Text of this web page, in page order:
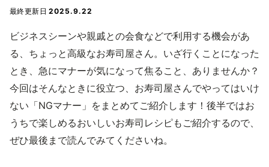
最終更新日2025.9.22
ビジネスシーンや親戚との会食などで利用する機会があ
る、ちょっと高級なお寿司屋さん。いざ行くことになった
とき、急にマナーが気になって焦ること、ありませんか？
今回はそんなときに役立つ、お寿司屋さんでやってはいけ
ない「NGマナー」をまとめてご紹介します！後半ではお
うちで楽しめるおいしいお寿司レシピもご紹介するので、
ぜひ最後まで読んでみてくださいね。